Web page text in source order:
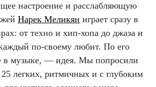
настроение и расслабляющую
Нарек Меликян играет сразу в
от техно и хип-хопа до джаза и
по-своему любит. По его
в музыке, — идея. Мы попросили
25 легких, ритмичных и с глубоким